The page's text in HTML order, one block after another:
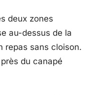
deux zones
au-dessus de la
repas sans cloison.
du canapé